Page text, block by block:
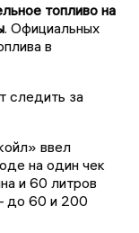
топливо на
. Официальных
в
следить за
ввел
на один чек
и 60 литров
до 60 и 200